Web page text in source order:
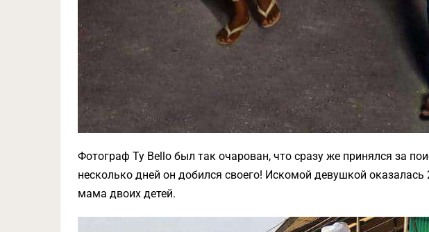
Фотограф Ty Bello был так очарован, что сразу же принялся за
несколько дней он добился своего! Искомой девушкой оказалась
мама двоих детей.